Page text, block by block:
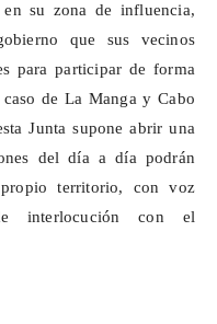
en su zona de influencia,
que sus vecinos
para participar de forma
de La Manga y Cabo
Junta supone abrir una
del día a día podrán
territorio, con voz
interlocución con el